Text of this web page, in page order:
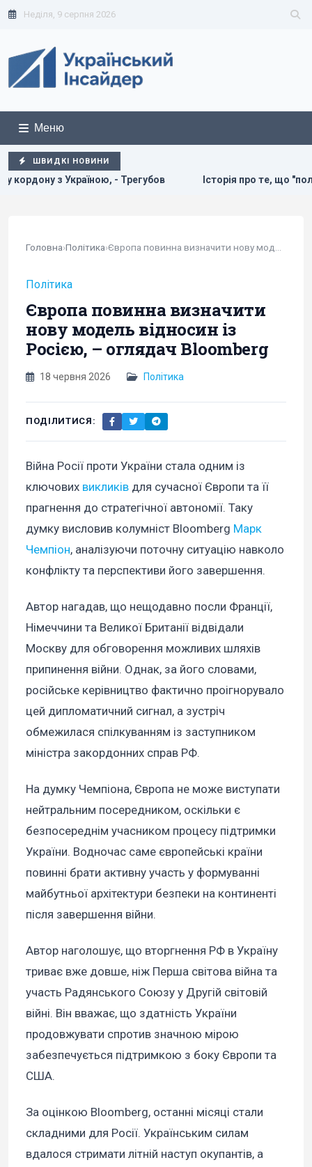
Неділя, 9 серпня 2026
Меню
ШВИДКІ НОВИНИ
Історія про те, що "поляки не дають Україні МіГи" -
Головна›Політика›
Політика
Європа повинна визначити
нову модель відносин із
Росією, – оглядач Bloomberg
18 червня 2026 Політика
ПОДІЛИТИСЯ:
Війна Росії проти України стала одним із
ключових викликів для сучасної Європи та її
прагнення до стратегічної автономії. Таку
думку висловив колумніст Bloomberg Марк
Чемпіон, аналізуючи поточну ситуацію навколо
конфлікту та перспективи його завершення.
Автор нагадав, що нещодавно посли Франції,
Німеччини та Великої Британії відвідали
Москву для обговорення можливих шляхів
припинення війни. Однак, за його словами,
російське керівництво фактично проігнорувало
цей дипломатичний сигнал, а зустріч
обмежилася спілкуванням із заступником
міністра закордонних справ РФ.
На думку Чемпіона, Європа не може виступати
нейтральним посередником, оскільки є
безпосереднім учасником процесу підтримки
України. Водночас саме європейські країни
повинні брати активну участь у формуванні
майбутньої архітектури безпеки на континенті
після завершення війни.
Автор наголошує, що вторгнення РФ в Україну
триває вже довше, ніж Перша світова війна та
участь Радянського Союзу у Другій світовій
війні. Він вважає, що здатність України
продовжувати спротив значною мірою
забезпечується підтримкою з боку Європи та
США.
За оцінкою Bloomberg, останні місяці стали
складними для Росії. Українським силам
вдалося стримати літній наступ окупантів, а